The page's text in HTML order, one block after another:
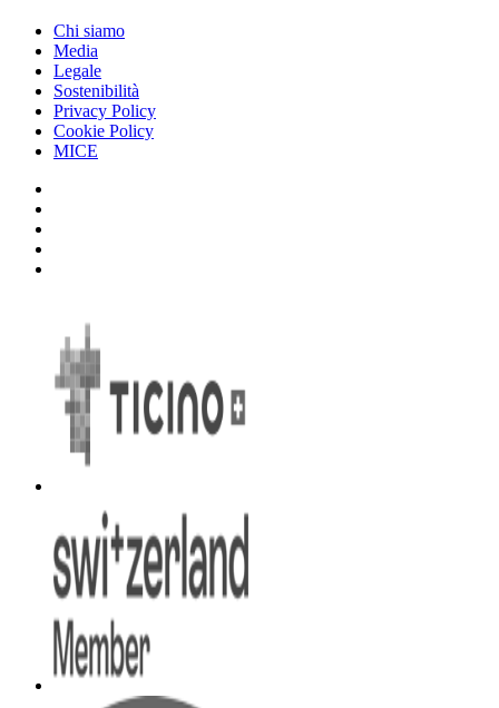
Chi siamo
Media
Legale
Sostenibilità
Privacy Policy
Cookie Policy
MICE